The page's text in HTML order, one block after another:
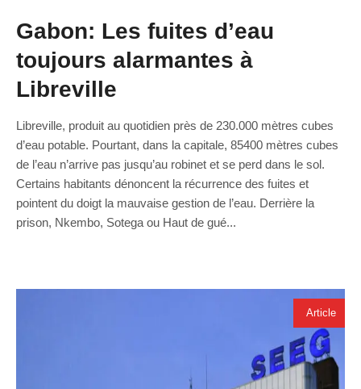
Gabon: Les fuites d’eau
toujours alarmantes à
Libreville
Libreville, produit au quotidien près de 230.000 mètres cubes
d’eau potable. Pourtant, dans la capitale, 85400 mètres cubes
de l’eau n’arrive pas jusqu’au robinet et se perd dans le sol.
Certains habitants dénoncent la récurrence des fuites et
pointent du doigt la mauvaise gestion de l’eau. Derrière la
prison, Nkembo, Sotega ou Haut de gué...
Article